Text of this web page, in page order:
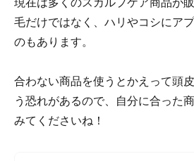
毛だけではなく、ハリやコシにア
のもあります。
合わない商品を使うとかえって頭
う恐れがあるので、自分に合った
みてくださいね！